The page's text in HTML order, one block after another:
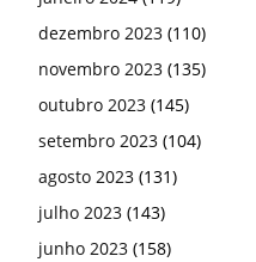
dezembro 2023 (110)
novembro 2023 (135)
outubro 2023 (145)
setembro 2023 (104)
agosto 2023 (131)
julho 2023 (143)
junho 2023 (158)